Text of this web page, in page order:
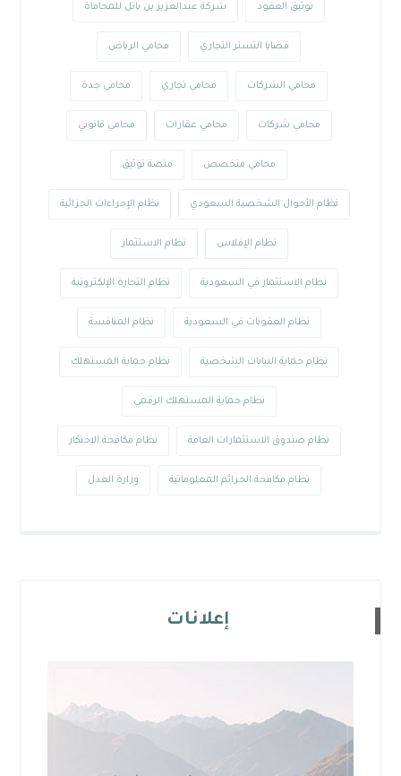
توثيق العقود شركة عبدالعزيز بن باتل للمحاماة
قضايا التستر التجاري محامي الرياض
محامي الشركات محامي تجاري محامي جدة
محامي شركات محامي عقارات محامي قانوني
محامي متخصص منصة توثيق
نظام الأحوال الشخصية السعودي نظام الإجراءات الجزائية
نظام الإفلاس نظام الاستثمار
نظام الاستثمار في السعودية نظام التجارة الإلكترونية
نظام العقوبات في السعودية نظام المنافسة
نظام حماية البيانات الشخصية نظام حماية المستهلك
نظام حماية المستهلك الرقمي
نظام صندوق الاستثمارات العامة نظام مكافحة الاحتكار
نظام مكافحة الجرائم المعلوماتية وزارة العدل
إعلانات